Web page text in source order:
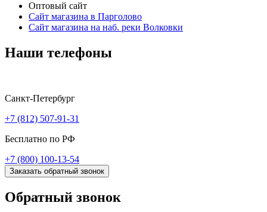
Оптовый сайт
Сайт магазина в Парголово
Сайт магазина на наб. реки Волковки
Наши телефоны
Санкт-Петербург
+7 (812) 507-91-31
Бесплатно по РФ
+7 (800) 100-13-54
Заказать обратный звонок
Обратный звонок